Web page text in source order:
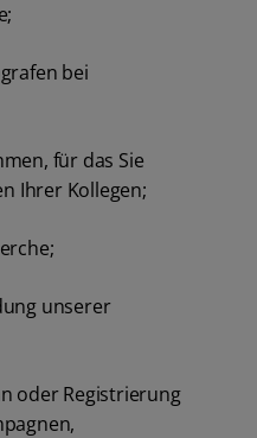
bei
für das Sie
Ihrer Kollegen;
unserer
oder Registrierung